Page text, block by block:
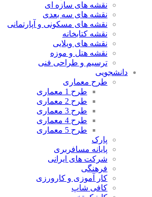
نقشه های سازه ای
نقشه های سه بعدی
نقشه های مسکونی و آپارتمانی
نقشه کتابخانه
نقشه های ویلایی
نقشه هتل و موزه
ترسیم و طراحی فنی
دانشجویی
طرح معماری
طرح 1 معماری
طرح 2 معماری
طرح 3 معماری
طرح 4 معماری
طرح 5 معماری
پارک
پایانه مسافربری
شرکت های ایرانی
فرهنگی
کار آموزی و کارورزی
کافی شاپ